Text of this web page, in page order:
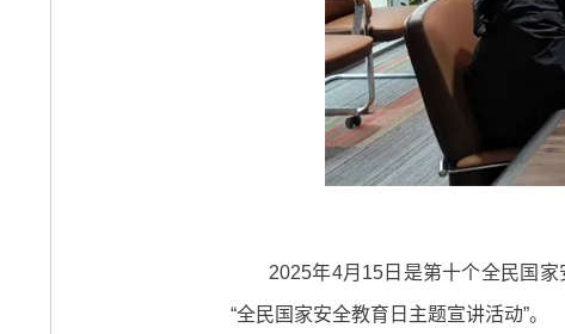
2025年4月15日是第十个全民国
“全民国家安全教育日主题宣讲活动”。